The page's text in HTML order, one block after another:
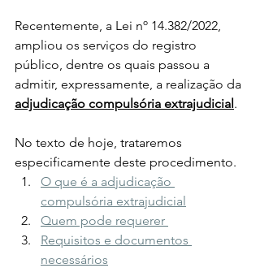
Recentemente, a Lei nº 14.382/2022,
ampliou os serviços do registro
público, dentre os quais passou a
admitir, expressamente, a realização da
adjudicação compulsória extrajudicial.
No texto de hoje, trataremos
especificamente deste procedimento.
O que é a adjudicação
compulsória extrajudicial
Quem pode requerer
Requisitos e documentos
necessários